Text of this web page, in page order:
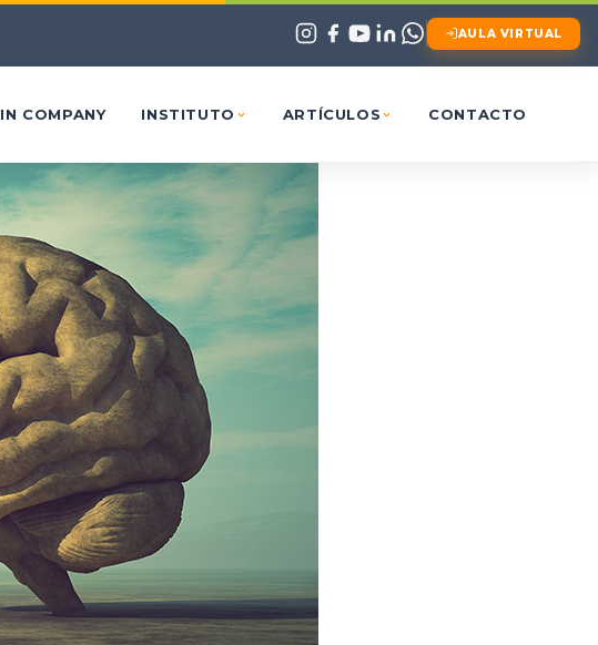
AULA VIRTUAL
IN COMPANY INSTITUTO ARTÍCULOS CONTACTO